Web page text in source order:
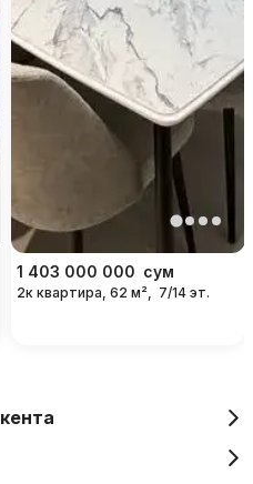
1 403 000 000 сум
2к квартира, 62 м², 7/14 эт.